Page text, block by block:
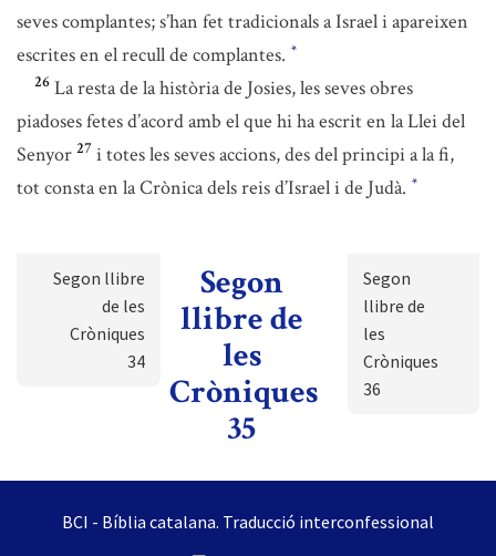
seves complantes; s’han fet tradicionals a Israel i apareixen
escrites en el recull de complantes. *
26 La resta de la història de Josies, les seves obres
piadoses fetes d’acord amb el que hi ha escrit en la Llei del
Senyor 27 i totes les seves accions, des del principi a la fi,
tot consta en la Crònica dels reis d’Israel i de Judà. *
Segon llibre
de les
Cròniques
34
Segon
llibre de
les
Cròniques
35
Segon
llibre de
les
Cròniques
36
BCI - Bíblia catalana. Traducció interconfessional